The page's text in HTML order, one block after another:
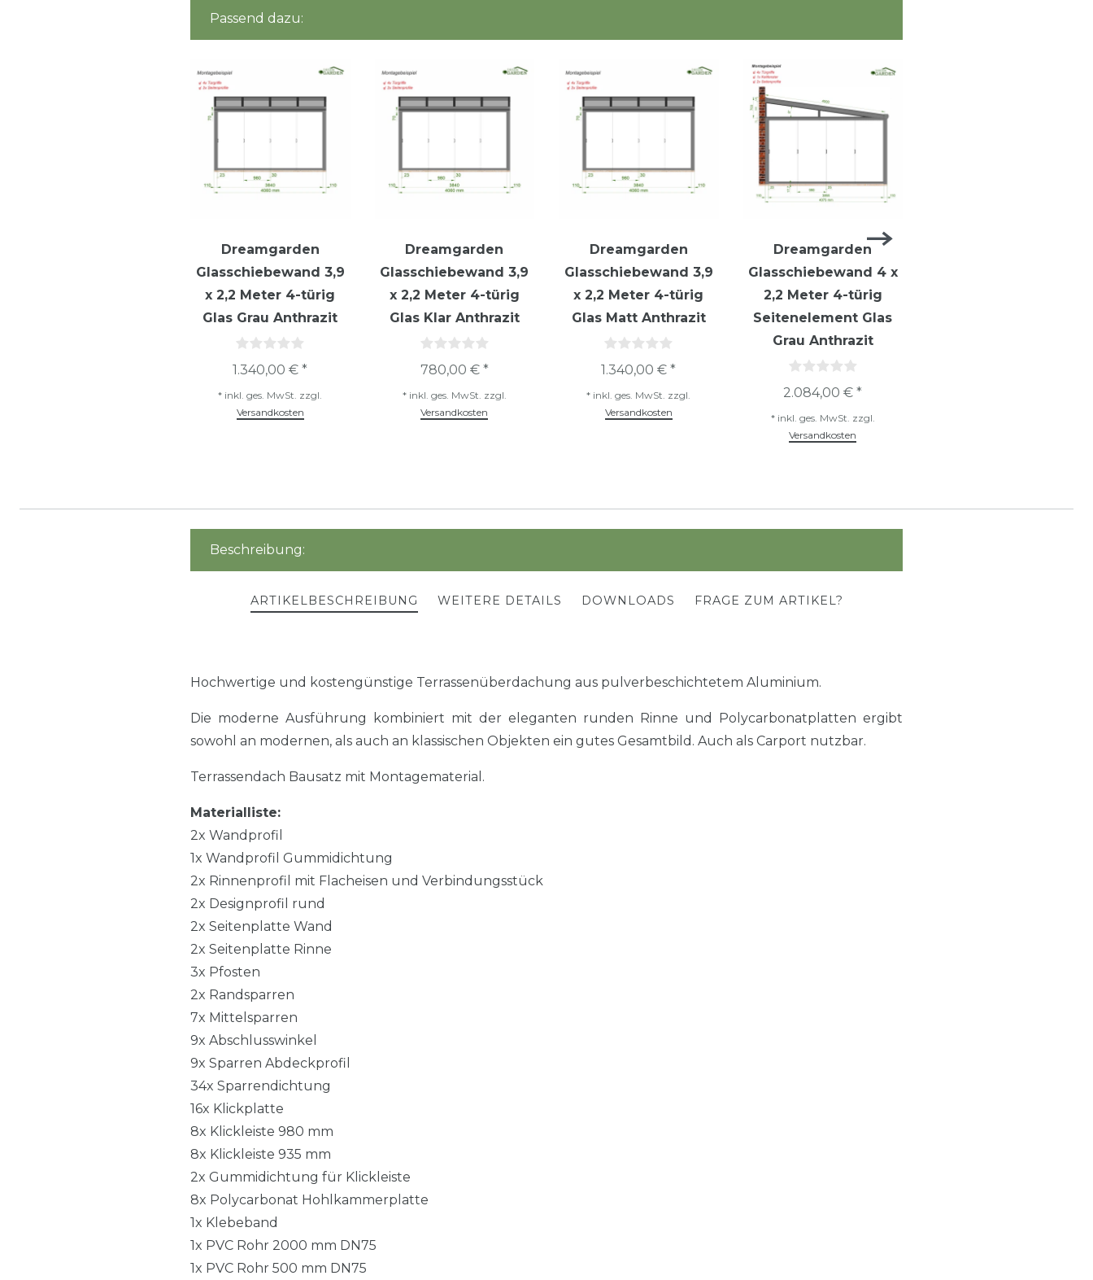
Passend dazu:
Dreamgarden
Glasschiebewand 3,9
x 2,2 Meter 4-türig
Glas Grau Anthrazit
1.340,00 € *
* inkl. ges. MwSt. zzgl.
Versandkosten
Dreamgarden
Glasschiebewand 3,9
x 2,2 Meter 4-türig
Glas Klar Anthrazit
780,00 € *
* inkl. ges. MwSt. zzgl.
Versandkosten
Dreamgarden
Glasschiebewand 3,9
x 2,2 Meter 4-türig
Glas Matt Anthrazit
1.340,00 € *
* inkl. ges. MwSt. zzgl.
Versandkosten
Dreamgarden
Glasschiebewand 4 x
2,2 Meter 4-türig
Seitenelement Glas
Grau Anthrazit
2.084,00 € *
* inkl. ges. MwSt. zzgl.
Versandkosten
Beschreibung:
ARTIKELBESCHREIBUNG WEITERE DETAILS DOWNLOADS FRAGE ZUM ARTIKEL?
Hochwertige und kostengünstige Terrassenüberdachung aus pulverbeschichtetem Aluminium.
Die moderne Ausführung kombiniert mit der eleganten runden Rinne und Polycarbonatplatten ergibt
sowohl an modernen, als auch an klassischen Objekten ein gutes Gesamtbild. Auch als Carport nutzbar.
Terrassendach Bausatz mit Montagematerial.
Materialliste:
2x Wandprofil
1x Wandprofil Gummidichtung
2x Rinnenprofil mit Flacheisen und Verbindungsstück
2x Designprofil rund
2x Seitenplatte Wand
2x Seitenplatte Rinne
3x Pfosten
2x Randsparren
7x Mittelsparren
9x Abschlusswinkel
9x Sparren Abdeckprofil
34x Sparrendichtung
16x Klickplatte
8x Klickleiste 980 mm
8x Klickleiste 935 mm
2x Gummidichtung für Klickleiste
8x Polycarbonat Hohlkammerplatte
1x Klebeband
1x PVC Rohr 2000 mm DN75
1x PVC Rohr 500 mm DN75